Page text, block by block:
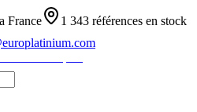
France
1 343 références en stock